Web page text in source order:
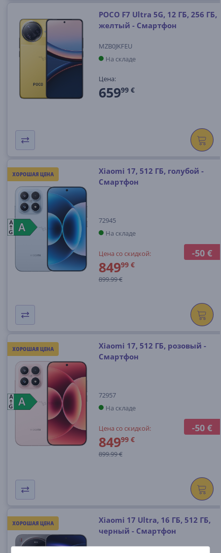
POCO F7 Ultra 5G, 12 ГБ, 256 ГБ,
желтый - Смартфон
MZB0JKFEU
На складе
Цена:
65999 €
ХОРОШАЯ ЦЕНА
-50 €
A
A
A
G
Xiaomi 17, 512 ГБ, голубой -
Смартфон
72945
На складе
Цена со скидкой:
84999 €
899.99 €
ХОРОШАЯ ЦЕНА
-50 €
A
A
A
G
Xiaomi 17, 512 ГБ, розовый -
Смартфон
72957
На складе
Цена со скидкой:
84999 €
899.99 €
ХОРОШАЯ ЦЕНА
Xiaomi 17 Ultra, 16 ГБ, 512 ГБ,
черный - Смартфон